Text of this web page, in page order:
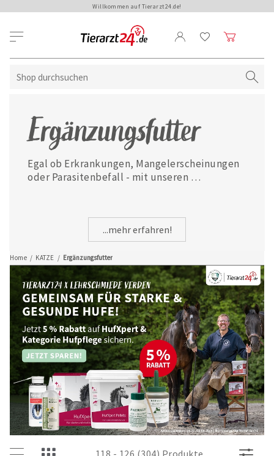
Willkommen auf Tierarzt24.de!
Home / KATZE / Ergänzungsfutter
Ergänzungsfutter
Egal ob Erkrankungen, Mangelerscheinungen
oder Parasitenbefall - mit unseren
...mehr erfahren!
118 - 126 (304) Produkte